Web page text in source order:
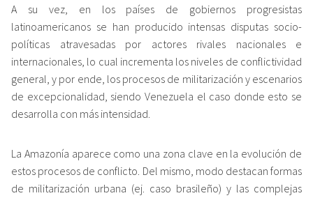
A su vez, en los países de gobiernos progresistas
latinoamericanos se han producido intensas disputas socio-
políticas atravesadas por actores rivales nacionales e
internacionales, lo cual incrementa los niveles de conflictividad
general, y por ende, los procesos de militarización y escenarios
de excepcionalidad, siendo Venezuela el caso donde esto se
desarrolla con más intensidad.
La Amazonía aparece como una zona clave en la evolución de
estos procesos de conflicto. Del mismo, modo destacan formas
de militarización urbana (ej. caso brasileño) y las complejas